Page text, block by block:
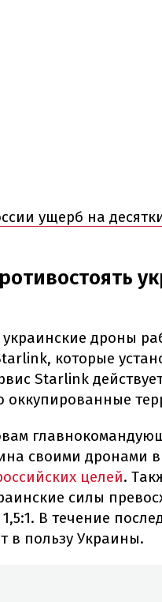
ущерб на
дроны
которые
Starlink
своими дронами в
целей.
силы
В течение
в пользу Украины.